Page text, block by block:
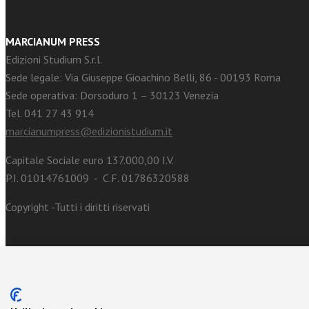
MARCIANUM PRESS
Edizioni Studium S.r.l.
Sede legale: Via Giuseppe Gioachino Belli, 86 - 00193 Roma
Sede operativa: Dorsoduro 1 – 30123 Venezia
Tel. 041 27 43 914
marcianumpress@edizionistudium.it
Capitale Sociale euro 137.000,00 I.V.
P.I. 01014761009 - C.F. 01786320588
Copyright -Tutti i diritti riservati